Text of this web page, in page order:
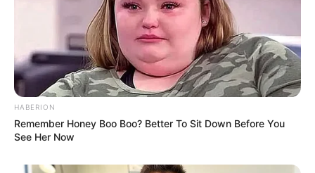
HABERION
Remember Honey Boo Boo? Better To Sit Down Before You
See Her Now